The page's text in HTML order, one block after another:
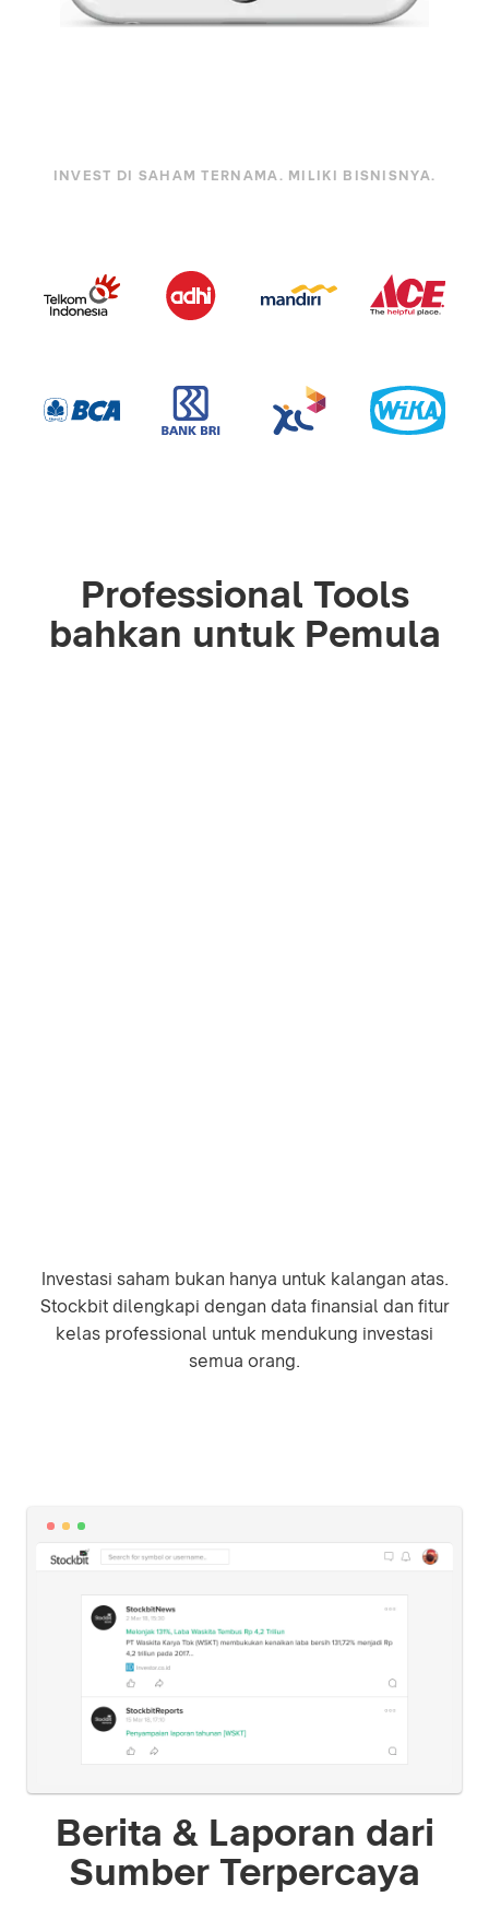
INVEST DI SAHAM TERNAMA. MILIKI BISNISNYA.
Professional Tools
bahkan untuk Pemula
Investasi saham bukan hanya untuk kalangan atas.
Stockbit dilengkapi dengan data finansial dan fitur
kelas professional untuk mendukung investasi
semua orang.
Berita & Laporan dari
Sumber Terpercaya